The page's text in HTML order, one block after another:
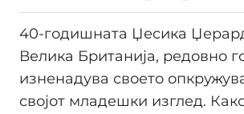
40-годишната Џесика
Велика Британија, редовно
изненадува своето
својот младешки изглед.